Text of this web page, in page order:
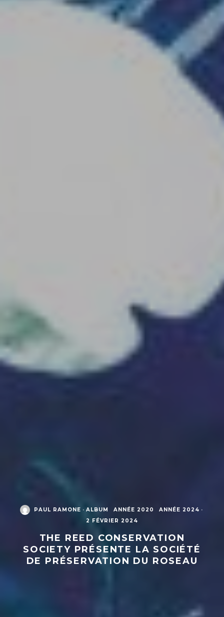
PAUL RAMONE · ALBUM ANNÉE 2020 ANNÉE 2024 ·
2 FÉVRIER 2024
THE REED CONSERVATION
SOCIETY PRÉSENTE LA SOCIÉTÉ
DE PRÉSERVATION DU ROSEAU